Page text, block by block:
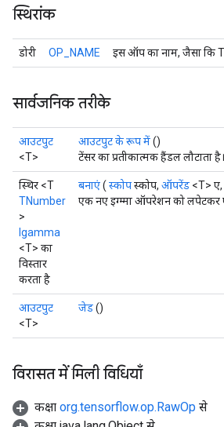
स्थिरांक
डोरी OP_NAME इस ऑप का नाम, जैसा कि
सार्वजनिक तरीके
आउटपुट
<T>
आउटपुट के रूप में()
टेंसर का प्रतीकात्मक हैंडल लौटाता है।
स्थिर <T
TNumber
>
Igamma
<T> का
विस्तार
करता है
बनाएं( स्कोपस्कोप, ऑपरेंड <T> ए,
एक नए इग्म्मा ऑपरेशन को लपेटकर
आउटपुट
<T>
जेड()
विरासत में मिली विधियाँ
कक्षा org.tensorflow.op.RawOp से